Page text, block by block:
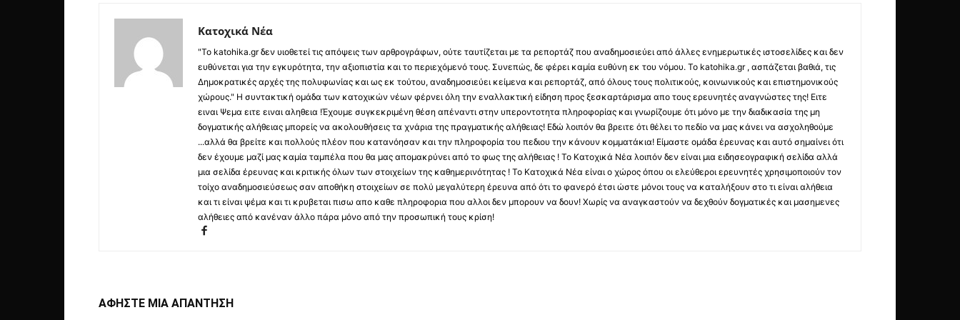
Κατοχικά Νέα
"Το katohika.gr δεν υιοθετεί τις απόψεις των αρθρογράφων, ούτε ταυτίζεται με τα ρεπορτάζ που αναδημοσιεύει από άλλες ενημερωτικές ιστοσελίδες και δεν
ευθύνεται για την εγκυρότητα, την αξιοπιστία και το περιεχόμενό τους. Συνεπώς, δε φέρει καμία ευθύνη εκ του νόμου. Το katohika.gr , ασπάζεται βαθιά, τις
Δημοκρατικές αρχές της πολυφωνίας και ως εκ τούτου, αναδημοσιεύει κείμενα και ρεπορτάζ, από όλους τους πολιτικούς, κοινωνικούς και επιστημονικούς
χώρους." Η συντακτική ομάδα των κατοχικών νέων φέρνει όλη την εναλλακτική είδηση προς ξεσκαρτάρισμα απο τους ερευνητές αναγνώστες της! Ειτε
ειναι Ψεμα ειτε ειναι αληθεια !Έχουμε συγκεκριμένη θέση απέναντι στην υπεροντοτητα πληροφορίας και γνωρίζουμε ότι μόνο με την διαδικασία της μη
δογματικής αλήθειας μπορείς να ακολουθήσεις τα χνάρια της πραγματικής αλήθειας! Εδώ λοιπόν θα βρειτε ότι θέλει το πεδίο να μας κάνει να ασχοληθούμε
...αλλά θα βρείτε και πολλούς πλέον που κατανόησαν και την πληροφορία του πεδιου την κάνουν κομματάκια! Είμαστε ομάδα έρευνας και αυτό σημαίνει ότι
δεν έχουμε μαζί μας καμία ταμπέλα που θα μας απομακρύνει από το φως της αλήθειας ! Το Κατοχικά Νέα λοιπόν δεν είναι μια ειδησεογραφική σελίδα αλλά
μια σελίδα έρευνας και κριτικής όλων των στοιχείων της καθημερινότητας ! Το Κατοχικά Νέα είναι ο χώρος όπου οι ελεύθεροι ερευνητές χρησιμοποιούν τον
τοίχο αναδημοσιεύσεως σαν αποθήκη στοιχείων σε πολύ μεγαλύτερη έρευνα από ότι το φανερό έτσι ώστε μόνοι τους να καταλήξουν στο τι είναι αλήθεια
και τι είναι ψέμα και τι κρυβεται πισω απο καθε πληροφορια που αλλοι δεν μπορουν να δουν! Χωρίς να αναγκαστούν να δεχθούν δογματικές και μασημενες
αλήθειες από κανέναν άλλο πάρα μόνο από την προσωπική τους κρίση!
ΑΦΗΣΤΕ ΜΙΑ ΑΠΑΝΤΗΣΗ